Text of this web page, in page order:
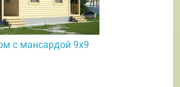
с мансардой 9х9